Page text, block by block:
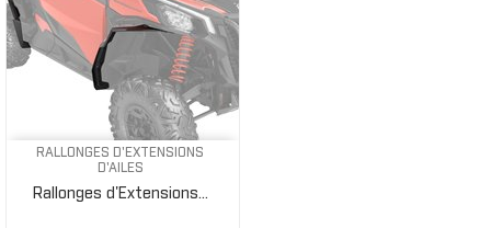
RALLONGES D'EXTENSIONS
D'AILES
Rallonges d'Extensions...